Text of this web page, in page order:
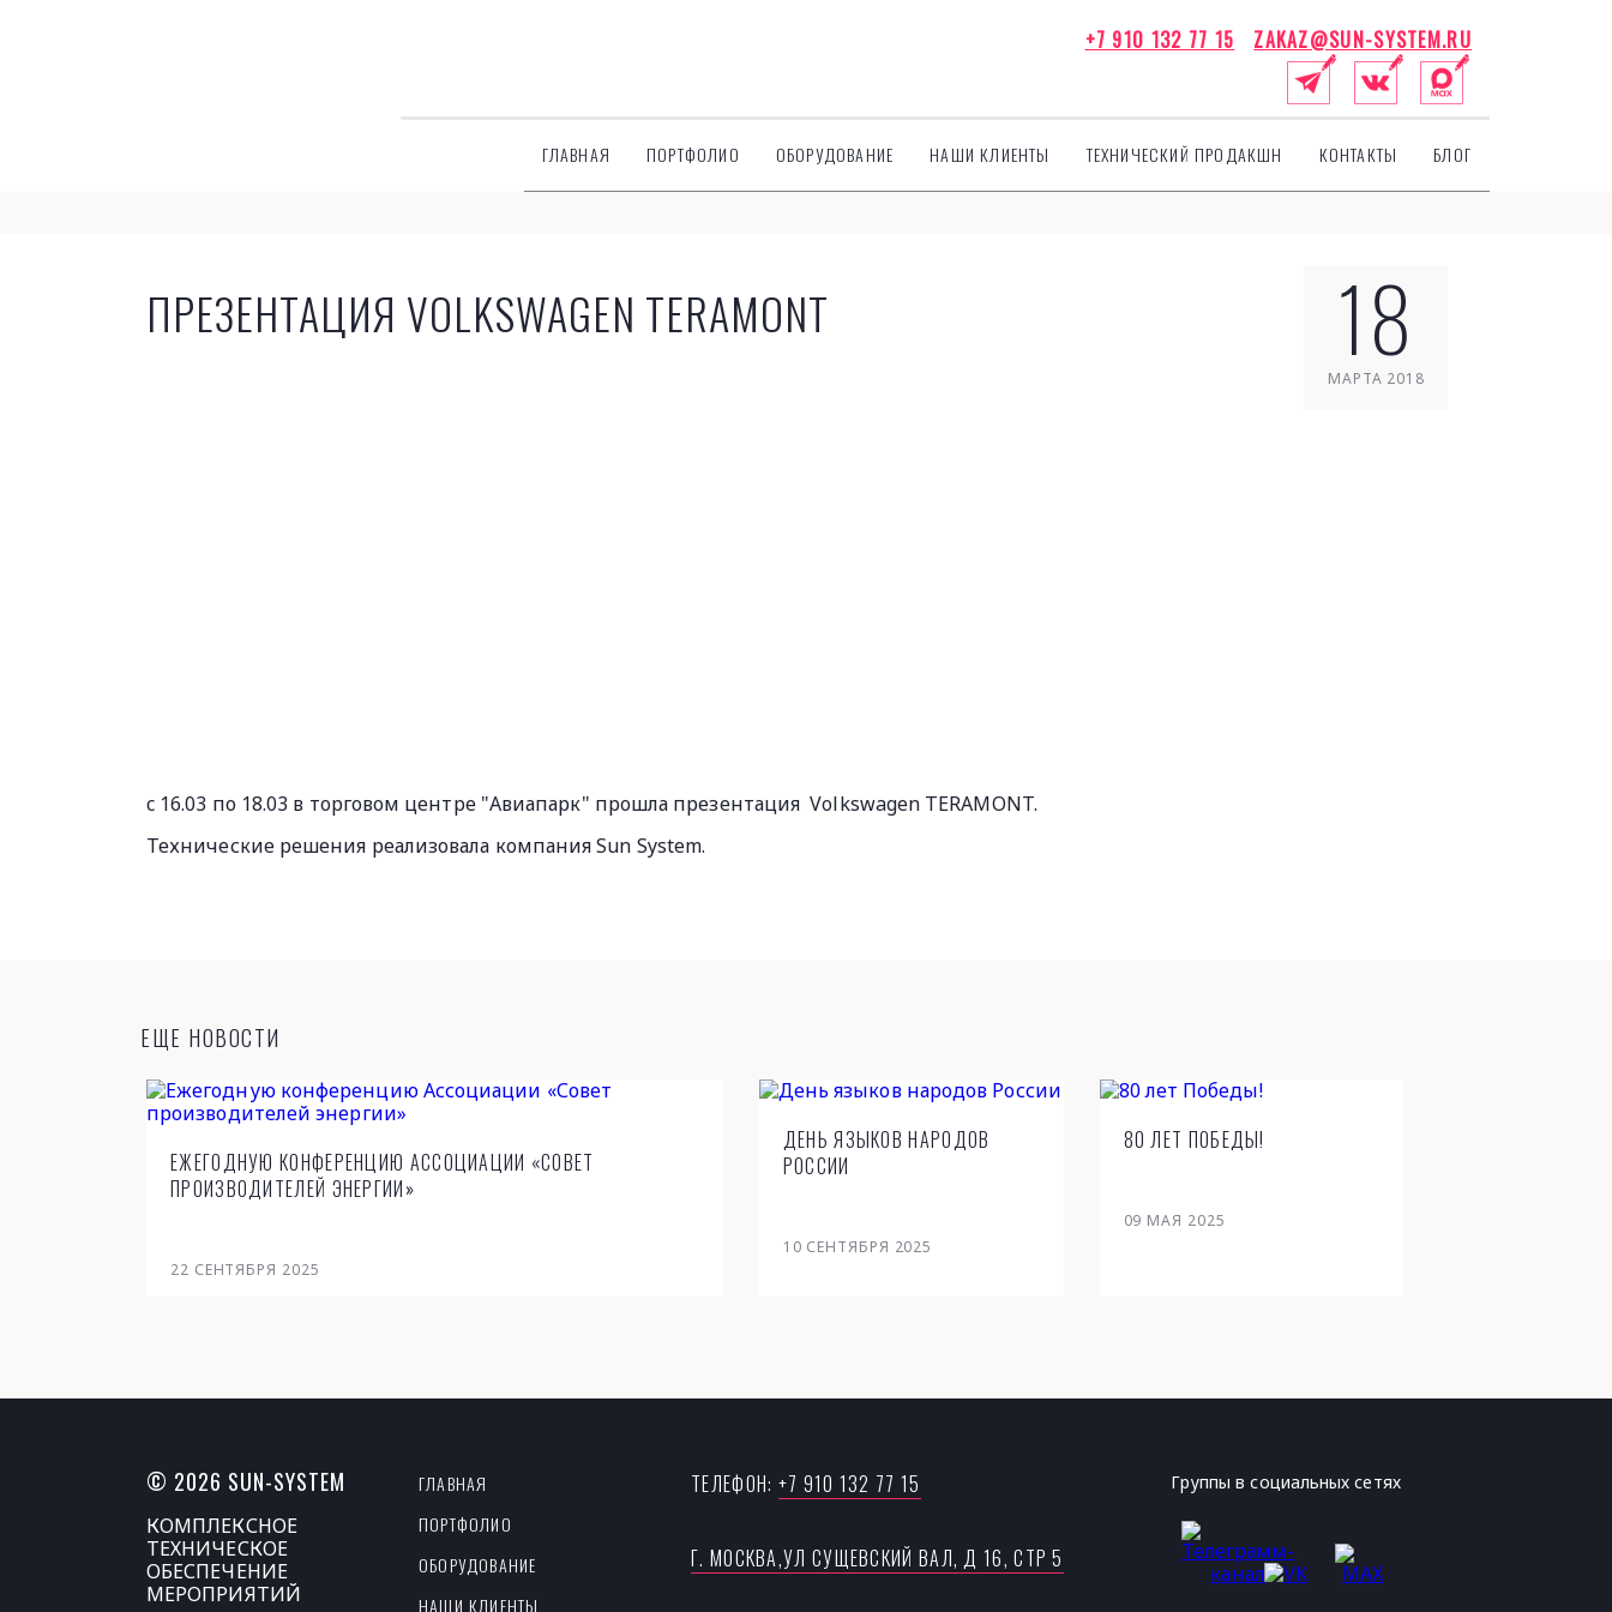
+7 910 132 77 15 ZAKAZ@SUN-SYSTEM.RU
ГЛАВНАЯ ПОРТФОЛИО ОБОРУДОВАНИЕ НАШИ КЛИЕНТЫ ТЕХНИЧЕСКИЙ ПРОДАКШН КОНТАКТЫ БЛОГ
ПРЕЗЕНТАЦИЯ VOLKSWAGEN TERAMONT 18
МАРТА 2018
c 16.03 по 18.03 в торговом центре "Авиапарк" прошла презентация Volkswagen TERAMONT.
Технические решения реализовала компания Sun System.
ЕЩЕ НОВОСТИ
ЕЖЕГОДНУЮ КОНФЕРЕНЦИЮ АССОЦИАЦИИ «СОВЕТ
ПРОИЗВОДИТЕЛЕЙ ЭНЕРГИИ»
22 СЕНТЯБРЯ 2025
ДЕНЬ ЯЗЫКОВ НАРОДОВ
РОССИИ
10 СЕНТЯБРЯ 2025
80 ЛЕТ ПОБЕДЫ!
09 МАЯ 2025
© 2026 SUN-SYSTEM
КОМПЛЕКСНОЕ
ТЕХНИЧЕСКОЕ
ОБЕСПЕЧЕНИЕ
МЕРОПРИЯТИЙ
ГЛАВНАЯ
ПОРТФОЛИО
ОБОРУДОВАНИЕ
НАШИ КЛИЕНТЫ
ТЕЛЕФОН: +7 910 132 77 15
Г. МОСКВА,УЛ CУЩЕВСКИЙ ВАЛ, Д 16, СТР 5
Группы в социальных сетях